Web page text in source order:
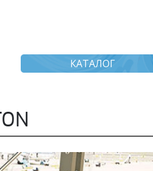
КАТАЛОГ